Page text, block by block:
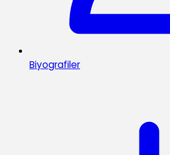
Biyografiler